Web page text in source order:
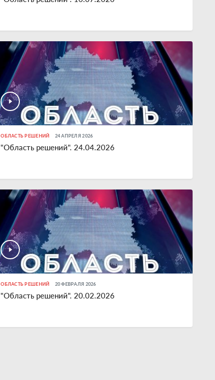
ОБЛАСТЬ РЕШЕНИЙ 24 АПРЕЛЯ 2026
"Область решений". 24.04.2026
ОБЛАСТЬ РЕШЕНИЙ 20 ФЕВРАЛЯ 2026
"Область решений". 20.02.2026